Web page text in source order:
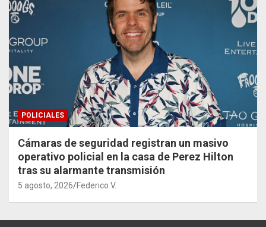
POLICIALES
Cámaras de seguridad registran un masivo
operativo policial en la casa de Perez Hilton
tras su alarmante transmisión
5 agosto, 2026 Federico V.